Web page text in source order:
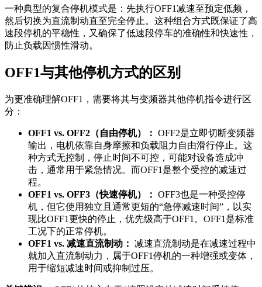
一种典型的复合停机模式是：先执行OFF1减速至预定低频，
然后切换为直流制动直至完全停止。这种组合方式既保证了高
速段停机的平稳性，又确保了低速段停车的准确性和快速性，
防止负载因惯性滑动。
OFF1与其他停机方式的区别
为更准确理解OFF1，需要将其与变频器其他停机指令进行区
分：
OFF1 vs. OFF2（自由停机）： OFF2是立即切断变频器
输出，电机依靠自身摩擦和负载阻力自由滑行停止。这
种方式无控制，停止时间不可控，可能对设备造成冲
击，通常用于紧急情况。而OFF1是整个受控的减速过
程。
OFF1 vs. OFF3（快速停机）： OFF3也是一种受控停
机，但它使用独立且通常更短的“急停减速时间”，以实
现比OFF1更快的停止，优先级高于OFF1。OFF1是标准
工况下的正常停机。
OFF1 vs. 减速直流制动： 减速直流制动是在减速过程中
就加入直流制动力，属于OFF1停机的一种增强或变体，
用于缩短减速时间或抑制过压。